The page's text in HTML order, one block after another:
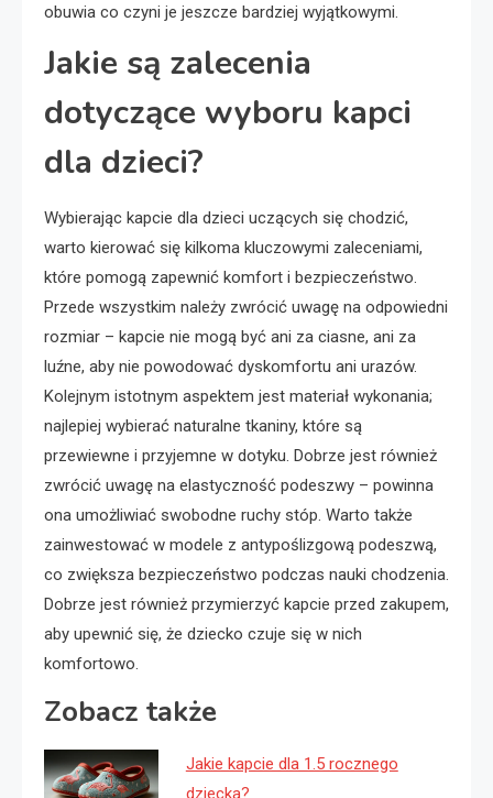
obuwia co czyni je jeszcze bardziej wyjątkowymi.
Jakie są zalecenia
dotyczące wyboru kapci
dla dzieci?
Wybierając kapcie dla dzieci uczących się chodzić,
warto kierować się kilkoma kluczowymi zaleceniami,
które pomogą zapewnić komfort i bezpieczeństwo.
Przede wszystkim należy zwrócić uwagę na odpowiedni
rozmiar – kapcie nie mogą być ani za ciasne, ani za
luźne, aby nie powodować dyskomfortu ani urazów.
Kolejnym istotnym aspektem jest materiał wykonania;
najlepiej wybierać naturalne tkaniny, które są
przewiewne i przyjemne w dotyku. Dobrze jest również
zwrócić uwagę na elastyczność podeszwy – powinna
ona umożliwiać swobodne ruchy stóp. Warto także
zainwestować w modele z antypoślizgową podeszwą,
co zwiększa bezpieczeństwo podczas nauki chodzenia.
Dobrze jest również przymierzyć kapcie przed zakupem,
aby upewnić się, że dziecko czuje się w nich
komfortowo.
Zobacz także
Jakie kapcie dla 1.5 rocznego
dziecka?